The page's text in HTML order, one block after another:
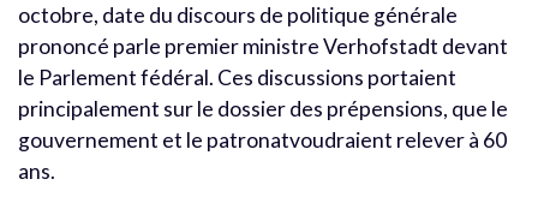
octobre, date du discours de politique générale
prononcé parle premier ministre Verhofstadt devant
le Parlement fédéral. Ces discussions portaient
principalement sur le dossier des prépensions, que le
gouvernement et le patronatvoudraient relever à 60
ans.